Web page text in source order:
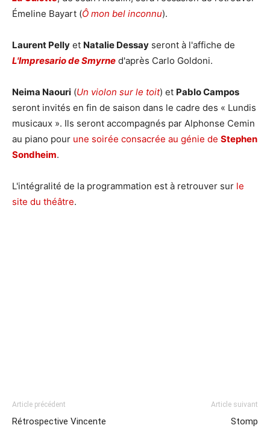
Émeline Bayart (Ô mon bel inconnu).
Laurent Pelly et Natalie Dessay seront à l'affiche de
L'Impresario de Smyrne d'après Carlo Goldoni.
Neima Naouri (Un violon sur le toit) et Pablo Campos
seront invités en fin de saison dans le cadre des « Lundis
musicaux ». Ils seront accompagnés par Alphonse Cemin
au piano pour une soirée consacrée au génie de Stephen
Sondheim.
L'intégralité de la programmation est à retrouver sur le
site du théâtre.
Article précédent
Rétrospective Vincente
Article suivant
Stomp